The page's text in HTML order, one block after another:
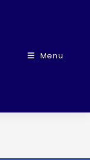
Menu